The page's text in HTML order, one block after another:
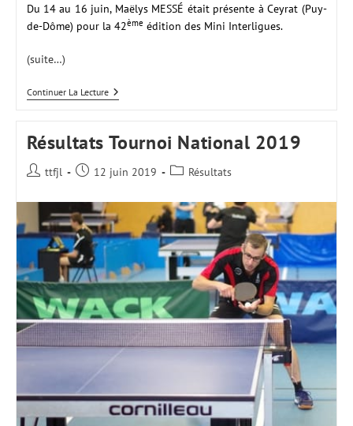
Du 14 au 16 juin, Maëlys MESSÉ était présente à Ceyrat (Puy-
de-Dôme) pour la 42ème édition des Mini Interligues.
(suite…)
Continuer La LectureMini
Interligues
Résultats Tournoi National 2019
Auteur/autrice
la
publication :
ttfjl
Publication
12 juin 2019
PostRésultats